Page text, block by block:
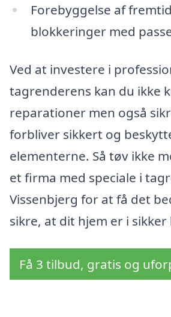
Forebyggelse af
blokkeringer med
Ved at investere i
tagrenderens kan du ikke
reparationer men også
forbliver sikkert og
elementerne. Så tøv ikke
et firma med speciale i
Vissenbjerg for at få det
sikre, at dit hjem er i
Få 3 tilbud, gratis og